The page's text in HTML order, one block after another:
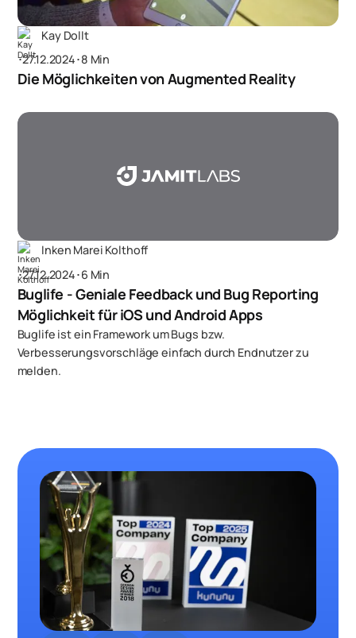
Kay Dollt
･27.12.2024･8 Min
Die Möglichkeiten von Augmented Reality
Inken Marei Kolthoff
･27.12.2024･6 Min
Buglife - Geniale Feedback und Bug Reporting
Möglichkeit für iOS und Android Apps
Buglife ist ein Framework um Bugs bzw.
Verbesserungsvorschläge einfach durch Endnutzer zu
melden.